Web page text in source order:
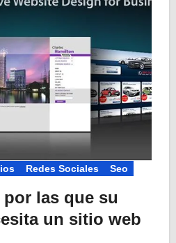
Redes Sociales Seo
por las que su
un sitio web